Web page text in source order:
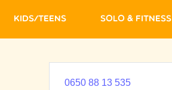
Kids/Teens Solo & Fitness
0650 88 13 535